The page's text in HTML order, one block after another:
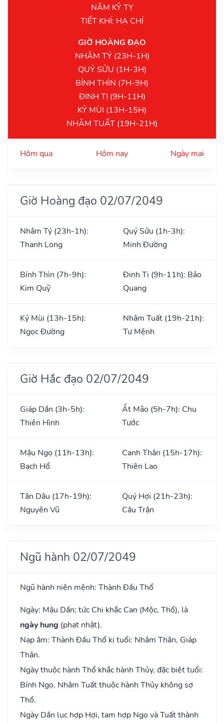
NĂM KỶ TỴ
TIẾT KHÍ: HẠ CHÍ
GIỜ HOÀNG ĐẠO
NHÂM TÝ (23H-1H)
QUÝ SỬU (1H-3H)
BÍNH THÌN (7H-9H)
ĐINH TỊ (9H-11H)
KỶ MÙI (13H-15H)
NHÂM TUẤT (19H-21H)
Hôm qua Hôm nay Ngày mai
Giờ Hoàng đạo 02/07/2049
Nhâm Tý (23h-1h):
Thanh Long
Quý Sửu (1h-3h):
Minh Đường
Bính Thìn (7h-9h):
Kim Quỹ
Đinh Tị (9h-11h): Bảo
Quang
Kỷ Mùi (13h-15h):
Ngọc Đường
Nhâm Tuất (19h-21h):
Tư Mệnh
Giờ Hắc đạo 02/07/2049
Giáp Dần (3h-5h):
Thiên Hình
Ất Mão (5h-7h): Chu
Tước
Mậu Ngọ (11h-13h):
Bạch Hổ
Canh Thân (15h-17h):
Thiên Lao
Tân Dậu (17h-19h):
Nguyên Vũ
Quý Hợi (21h-23h):
Câu Trận
Ngũ hành 02/07/2049
Ngũ hành niên mệnh: Thành Đầu Thổ
Ngày: Mậu Dần; tức Chi khắc Can (Mộc, Thổ), là
ngày hung (phạt nhật).
Nạp âm: Thành Đầu Thổ kị tuổi: Nhâm Thân, Giáp
Thân.
Ngày thuộc hành Thổ khắc hành Thủy, đặc biệt tuổi:
Bính Ngọ, Nhâm Tuất thuộc hành Thủy không sợ
Thổ.
Ngày Dần lục hợp Hợi, tam hợp Ngọ và Tuất thành